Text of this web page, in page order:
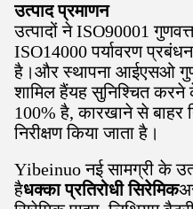
उत्पाद प्रमाणन
उत्पादों ने ISO90001
ISO14000 पर्यावरण
है।और स्थापना आईएसओ
शामिल हैंयह सुनिश्चित करने
100% है, कारखाने से
निरीक्षण किया जाता है।
Yibeinuo नई सामग्री के
हैधक्का प्रतिरोधी सिरेमिक